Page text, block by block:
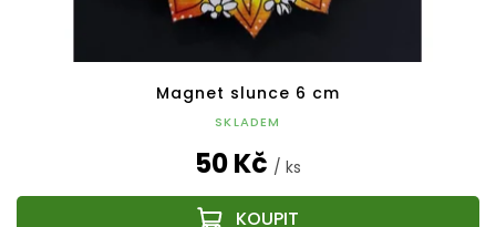
Magnet slunce 6 cm
SKLADEM
50 Kč / ks